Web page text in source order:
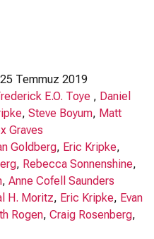
25 Temmuz 2019
E.O. Toye , Daniel
, Steve Boyum, Matt
Graves
Goldberg, Eric Kripke,
, Rebecca Sonnenshine,
, Anne Cofell Saunders
H. Moritz, Eric Kripke, Evan
Rogen, Craig Rosenberg,